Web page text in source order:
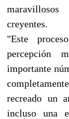
creyentes.
"Este
percepción
importante
recreado un
incluso una